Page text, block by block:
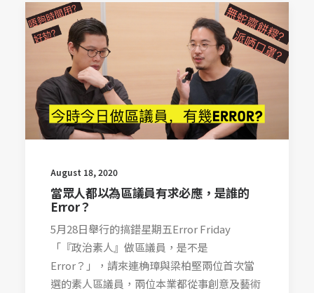
August 18, 2020
當眾人都以為區議員有求必應，是誰的
Error？
5月28日舉行的搞錯星期五Error Friday
「『政治素人』做區議員，是不是
Error？」，請來連桷璋與梁柏堅兩位首次當
選的素人區議員，兩位本業都從事創意及藝術